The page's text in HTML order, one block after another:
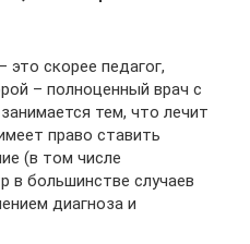
это скорее педагог,
– полноценный врач с
тем, что лечит
право ставить
(в том числе
в большинстве случаев
диагноза и